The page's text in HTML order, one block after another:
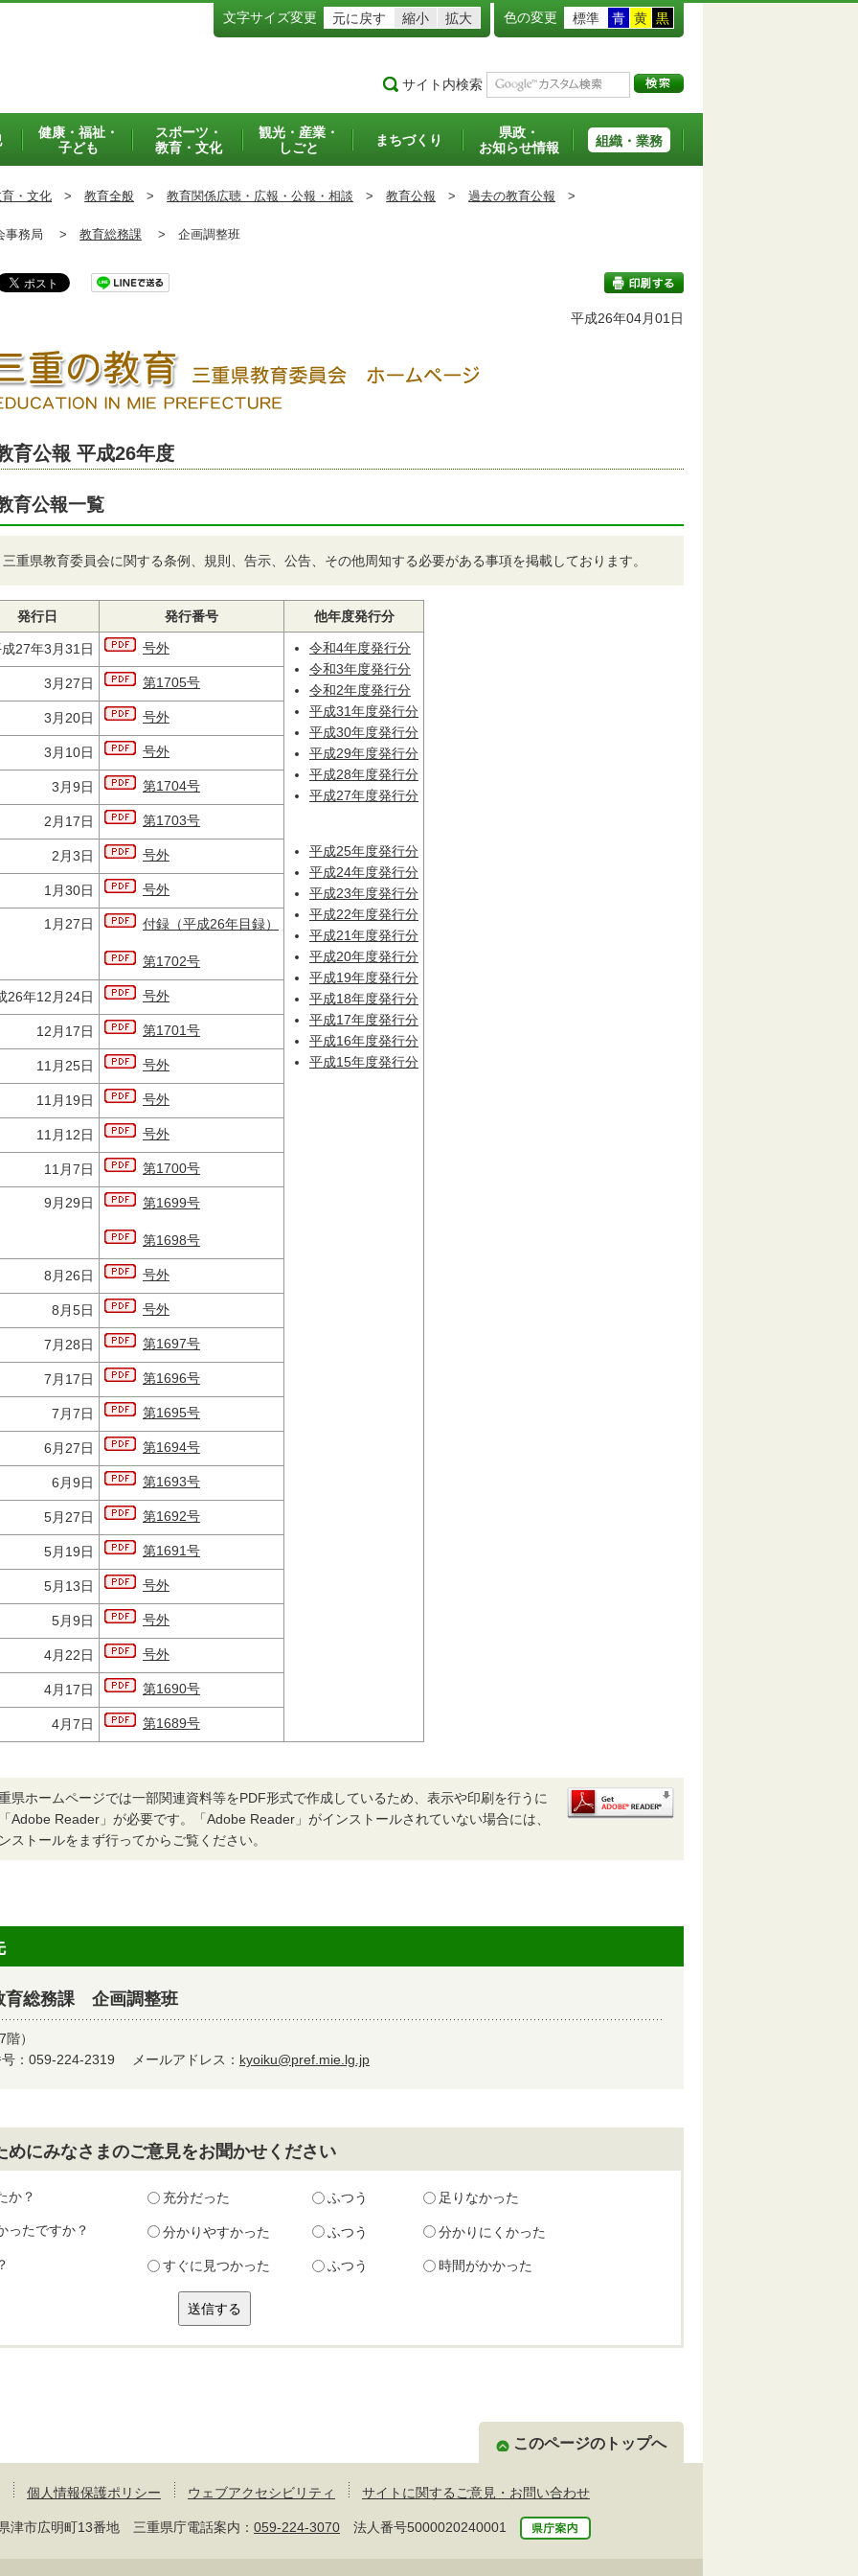
文字サイズ変更 元に戻す 縮小 拡大 色の変更 標準 青 黄 黒
サイト内検索
健康・福祉・
子ども
スポーツ・
教育・文化
観光・産業・
しごと
まちづくり
県政・
お知らせ情報
組織・業務
・文化 > 教育全般 > 教育関係広聴・広報・公報・相談 > 教育公報 > 過去の教育公報 >
事務局 > 教育総務課 > 企画調整班
平成26年04月01日
育公報 平成26年度
育公報一覧
三重県教育委員会に関する条例、規則、告示、公告、その他周知する必要がある事項を掲載しております。
発行日 発行番号 他年度発行分
27年3月31日 号外
令和4年度発行分
令和3年度発行分
令和2年度発行分
平成31年度発行分
平成30年度発行分
平成29年度発行分
平成28年度発行分
平成27年度発行分
平成25年度発行分
平成24年度発行分
平成23年度発行分
平成22年度発行分
平成21年度発行分
平成20年度発行分
平成19年度発行分
平成18年度発行分
平成17年度発行分
平成16年度発行分
平成15年度発行分
3月27日 第1705号
3月20日 号外
3月10日 号外
3月9日 第1704号
2月17日 第1703号
2月3日 号外
1月30日 号外
1月27日 付録（平成26年目録）
第1702号
26年12月24日 号外
12月17日 第1701号
11月25日 号外
11月19日 号外
11月12日 号外
11月7日 第1700号
9月29日 第1699号
第1698号
8月26日 号外
8月5日 号外
7月28日 第1697号
7月17日 第1696号
7月7日 第1695号
6月27日 第1694号
6月9日 第1693号
5月27日 第1692号
5月19日 第1691号
5月13日 号外
5月9日 号外
4月22日 号外
4月17日 第1690号
4月7日 第1689号
県ホームページでは一部関連資料等をPDF形式で作成しているため、表示や印刷を行うに
Adobe Reader」が必要です。「Adobe Reader」がインストールされていない場合には、
ストールをまず行ってからご覧ください。
総務課 企画調整班
）
：059-224-2319
メールアドレス： kyoiku@pref.mie.lg.jp
にみなさまのご意見をお聞かせください
か？ 充分だった ふつう 足りなかった
ったですか？ 分かりやすかった ふつう 分かりにくかった
すぐに見つかった ふつう 時間がかかった
このページのトップへ
個人情報保護ポリシー ウェブアクセシビリティ サイトに関するご意見・お問い合わせ
市広明町13番地 三重県庁電話案内： 059-224-3070 法人番号5000020240001